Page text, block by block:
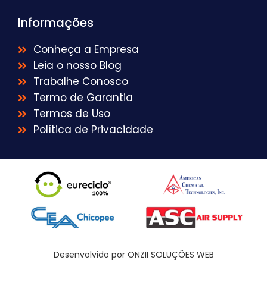
Informações
Conheça a Empresa
Leia o nosso Blog
Trabalhe Conosco
Termo de Garantia
Termos de Uso
Política de Privacidade
Desenvolvido por ONZII SOLUÇÕES WEB